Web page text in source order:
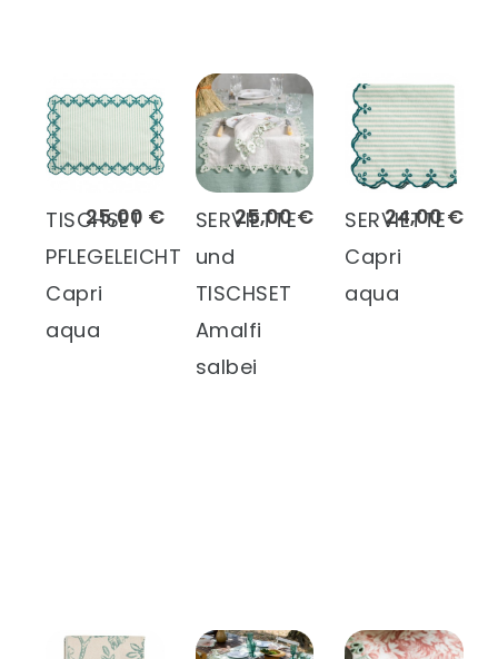
25,00 €
TISCHSET
PFLEGELEICHT
Capri
aqua
25,00 €
SERVIETTE
und
TISCHSET
Amalfi
salbei
24,00 €
SERVIETTE
Capri
aqua